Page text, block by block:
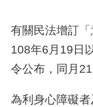
有關民法增訂
108年6月19日
令公布，同月21
為利身心障礙